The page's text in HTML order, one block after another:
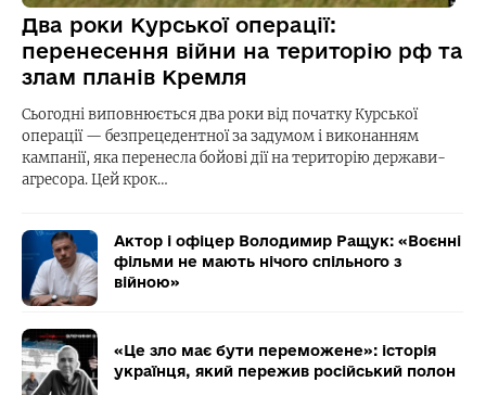
Два роки Курської операції:
перенесення війни на територію рф та
злам планів Кремля
Сьогодні виповнюється два роки від початку Курської
операції — безпрецедентної за задумом і виконанням
кампанії, яка перенесла бойові дії на територію держави-
агресора. Цей крок…
Актор і офіцер Володимир Ращук: «Воєнні
фільми не мають нічого спільного з
війною»
«Це зло має бути переможене»: історія
українця, який пережив російський полон